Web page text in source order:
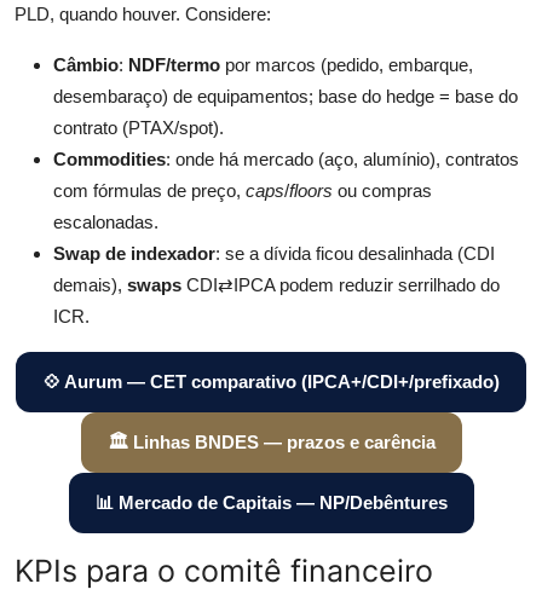
PLD, quando houver. Considere:
Câmbio: NDF/termo por marcos (pedido, embarque,
desembaraço) de equipamentos; base do hedge = base do
contrato (PTAX/spot).
Commodities: onde há mercado (aço, alumínio), contratos
com fórmulas de preço, caps/floors ou compras
escalonadas.
Swap de indexador: se a dívida ficou desalinhada (CDI
demais), swaps CDI⇄IPCA podem reduzir serrilhado do
ICR.
💠 Aurum — CET comparativo (IPCA+/CDI+/prefixado)
🏛️ Linhas BNDES — prazos e carência
📊 Mercado de Capitais — NP/Debêntures
KPIs para o comitê financeiro